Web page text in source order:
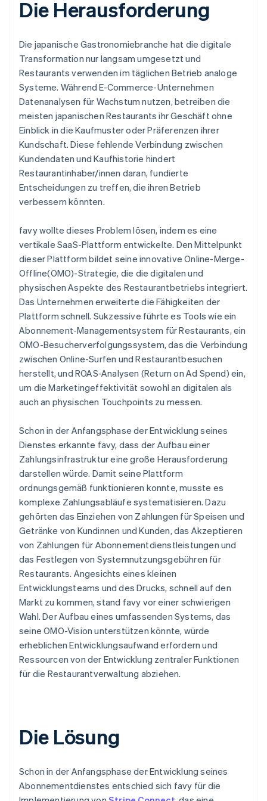
Die Herausforderung
Die japanische Gastronomiebranche hat die digitale
Transformation nur langsam umgesetzt und
Restaurants verwenden im täglichen Betrieb analoge
Systeme. Während E-Commerce-Unternehmen
Datenanalysen für Wachstum nutzen, betreiben die
meisten japanischen Restaurants ihr Geschäft ohne
Einblick in die Kaufmuster oder Präferenzen ihrer
Kundschaft. Diese fehlende Verbindung zwischen
Kundendaten und Kaufhistorie hindert
Restaurantinhaber/innen daran, fundierte
Entscheidungen zu treffen, die ihren Betrieb
verbessern könnten.
favy wollte dieses Problem lösen, indem es eine
vertikale SaaS-Plattform entwickelte. Den Mittelpunkt
dieser Plattform bildet seine innovative Online-Merge-
Offline(OMO)-Strategie, die die digitalen und
physischen Aspekte des Restaurantbetriebs integriert.
Das Unternehmen erweiterte die Fähigkeiten der
Plattform schnell. Sukzessive führte es Tools wie ein
Abonnement-Managementsystem für Restaurants, ein
OMO-Besucherverfolgungssystem, das die Verbindung
zwischen Online-Surfen und Restaurantbesuchen
herstellt, und ROAS-Analysen (Return on Ad Spend) ein,
um die Marketingeffektivität sowohl an digitalen als
auch an physischen Touchpoints zu messen.
Schon in der Anfangsphase der Entwicklung seines
Dienstes erkannte favy, dass der Aufbau einer
Zahlungsinfrastruktur eine große Herausforderung
darstellen würde. Damit seine Plattform
ordnungsgemäß funktionieren konnte, musste es
komplexe Zahlungsabläufe systematisieren. Dazu
gehörten das Einziehen von Zahlungen für Speisen und
Getränke von Kundinnen und Kunden, das Akzeptieren
von Zahlungen für Abonnementdienstleistungen und
das Festlegen von Systemnutzungsgebühren für
Restaurants. Angesichts eines kleinen
Entwicklungsteams und des Drucks, schnell auf den
Markt zu kommen, stand favy vor einer schwierigen
Wahl. Der Aufbau eines umfassenden Systems, das
seine OMO-Vision unterstützen könnte, würde
erheblichen Entwicklungsaufwand erfordern und
Ressourcen von der Entwicklung zentraler Funktionen
für die Restaurantverwaltung abziehen.
Die Lösung
Schon in der Anfangsphase der Entwicklung seines
Abonnementdienstes entschied sich favy für die